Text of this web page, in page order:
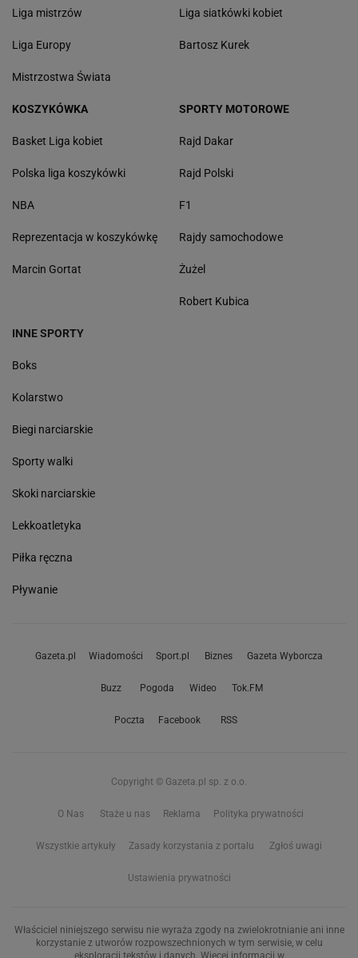
Liga mistrzów
Liga Europy
Mistrzostwa Świata
Liga siatkówki kobiet
Bartosz Kurek
KOSZYKÓWKA
Basket Liga kobiet
Polska liga koszykówki
NBA
Reprezentacja w koszykówkę
Marcin Gortat
SPORTY MOTOROWE
Rajd Dakar
Rajd Polski
F1
Rajdy samochodowe
Żużel
Robert Kubica
INNE SPORTY
Boks
Kolarstwo
Biegi narciarskie
Sporty walki
Skoki narciarskie
Lekkoatletyka
Piłka ręczna
Pływanie
Gazeta.pl Wiadomości Sport.pl Biznes Gazeta Wyborcza
Buzz Pogoda Wideo Tok.FM
Poczta Facebook RSS
Copyright © Gazeta.pl sp. z o.o.
O Nas Staże u nas Reklama Polityka prywatności
Wszystkie artykuły Zasady korzystania z portalu Zgłoś uwagi
Ustawienia prywatności
Właściciel niniejszego serwisu nie wyraża zgody na zwielokrotnianie ani inne
korzystanie z utworów rozpowszechnionych w tym serwisie, w celu